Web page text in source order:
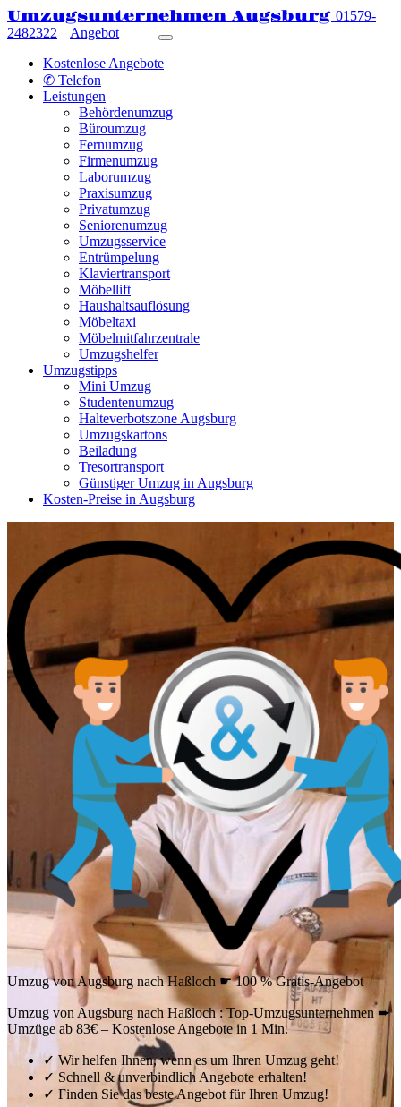
Umzugsunternehmen Augsburg 01579-
2482322
Angebot
Kostenlose Angebote
✆ Telefon
Leistungen
Behördenumzug
Büroumzug
Fernumzug
Firmenumzug
Laborumzug
Praxisumzug
Privatumzug
Seniorenumzug
Umzugsservice
Entrümpelung
Klaviertransport
Möbellift
Haushaltsauflösung
Möbeltaxi
Möbelmitfahrzentrale
Umzugshelfer
Umzugstipps
Mini Umzug
Studentenumzug
Halteverbotszone Augsburg
Umzugskartons
Beiladung
Tresortransport
Günstiger Umzug in Augsburg
Kosten-Preise in Augsburg
Umzug von Augsburg nach Haßloch ☛ 100 % Gratis-Angebot
Umzug von Augsburg nach Haßloch : Top-Umzugsunternehmen ➨
Umzüge ab 83€ – Kostenlose Angebote in 1 Min.
✓ Wir helfen Ihnen, wenn es um Ihren Umzug geht!
✓Schnell & unverbindlich Angebote erhalten!
✓ Finden Sie das beste Angebot für Ihren Umzug!